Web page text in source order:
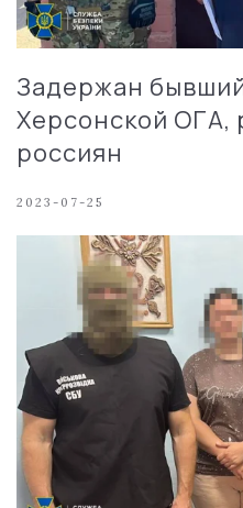
Задержан
Херсонской ОГА,
россиян
2023-07-25